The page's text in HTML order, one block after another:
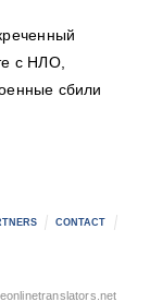
с НЛО,
сбили
CONTACT